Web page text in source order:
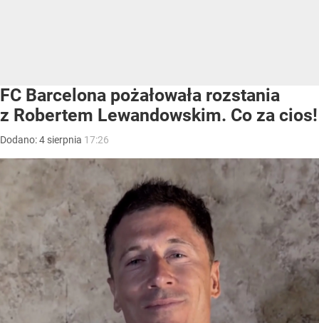
FC Barcelona pożałowała rozstania
z Robertem Lewandowskim. Co za cios!
Dodano:4 sierpnia 17:26